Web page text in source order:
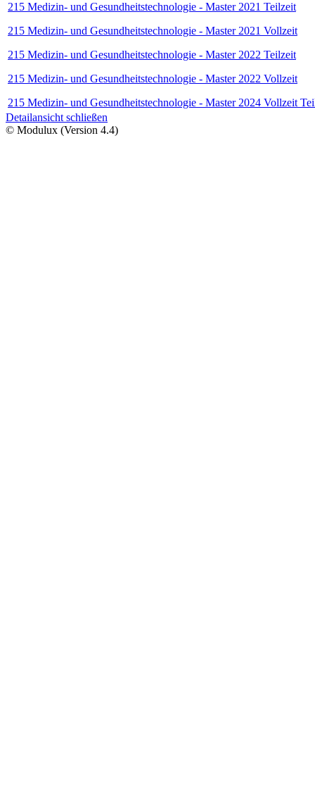
215 Medizin- und Gesundheitstechnologie - Master 2021 Teilzeit
215 Medizin- und Gesundheitstechnologie - Master 2021 Vollzeit
215 Medizin- und Gesundheitstechnologie - Master 2022 Teilzeit
215 Medizin- und Gesundheitstechnologie - Master 2022 Vollzeit
215 Medizin- und Gesundheitstechnologie - Master 2024 Vollzeit
Detailansicht schließen
© Modulux (Version 4.4)